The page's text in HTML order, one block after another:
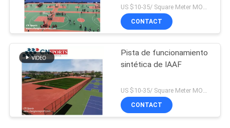
CONTACT
Pista de funcionamiento
sintética de IAAF
CONTACT